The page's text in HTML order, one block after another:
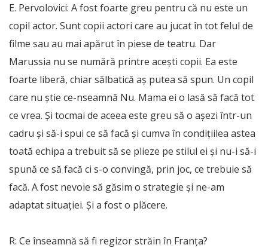
E. Pervolovici: A fost foarte greu pentru că nu este un
copil actor. Sunt copii actori care au jucat în tot felul de
filme sau au mai apărut în piese de teatru. Dar
Marussia nu se numără printre acești copii. Ea este
foarte liberă, chiar sălbatică aș putea să spun. Un copil
care nu știe ce-nseamnă Nu. Mama ei o lasă să facă tot
ce vrea. Și tocmai de aceea este greu să o așezi într-un
cadru și să-i spui ce să facă și cumva în condițiilea astea
toată echipa a trebuit să se plieze pe stilul ei și nu-i să-i
spună ce să facă ci s-o convingă, prin joc, ce trebuie să
facă. A fost nevoie să găsim o strategie și ne-am
adaptat situației. Și a fost o plăcere.
R: Ce înseamnă să fi regizor străin în Franța?